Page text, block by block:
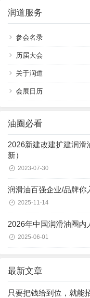
润道服务
参会名录
历届大会
关于润道
会展日历
油圈必看
2026新建改建扩建润滑
新）
2023-07-30
润滑油百强企业/品牌你
2025-11-14
2026年中国润滑油圈内
2025-06-01
最新文章
只要把钱给到位，就能